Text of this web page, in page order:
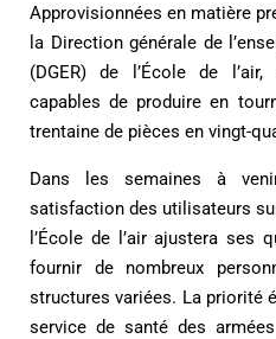
Approvisionnées en matière
la Direction générale de
(DGER) de l’École de
capables de produire en
trentaine de pièces en vingt-
Dans les semaines à
satisfaction des utilisateurs
l’École de l’air ajustera ses
fournir de nombreux
structures variées. La priorité
service de santé des